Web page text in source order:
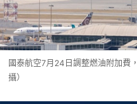
國泰航空7月24日調整燃油附加費
攝）